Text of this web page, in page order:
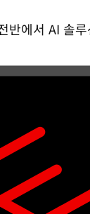
반에서 AI 솔